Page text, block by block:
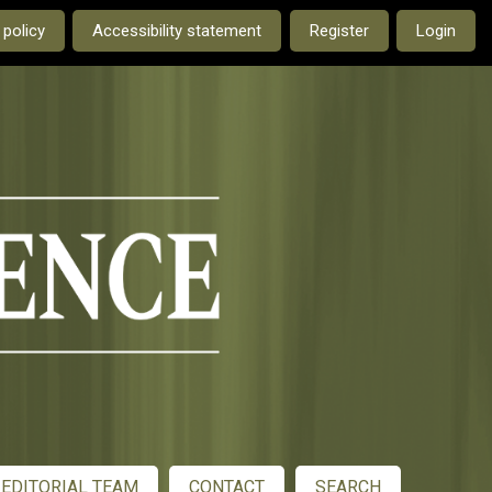
current language is:Accessibility statement Register Login
EDITORIAL TEAM CONTACT SEARCH